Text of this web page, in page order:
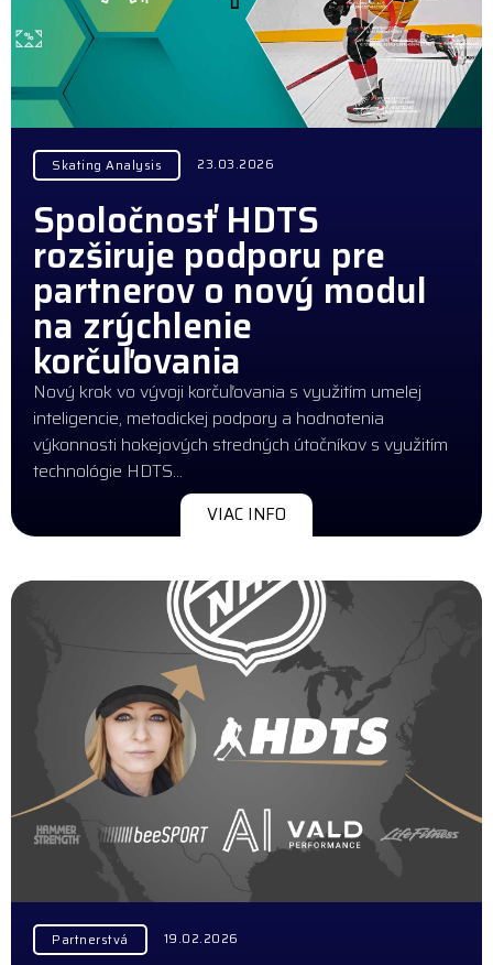
Skating Analysis 23.03.2026
Spoločnosť HDTS
rozširuje podporu pre
partnerov o nový modul
na zrýchlenie
korčuľovania
Nový krok vo vývoji korčuľovania s využitím umelej
inteligencie, metodickej podpory a hodnotenia
výkonnosti hokejových stredných útočníkov s využitím
technológie HDTS…
VIAC INFO
Partnerstvá 19.02.2026